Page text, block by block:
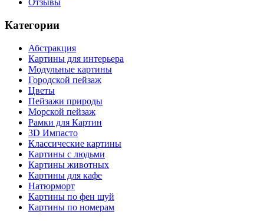
Отзывы
Категории
Абстракция
Картины для интерьера
Модульные картины
Городской пейзаж
Цветы
Пейзажи природы
Морской пейзаж
Рамки для Картин
3D Импасто
Классические картины
Картины с людьми
Картины животных
Картины для кафе
Натюрморт
Картины по фен шуй
Картины по номерам